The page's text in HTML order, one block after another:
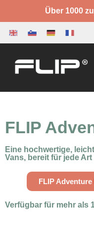
Über 1000
FLIP
Eine hochwertige,
Vans, bereit für jede
FLIP
Verfügbar für mehr als